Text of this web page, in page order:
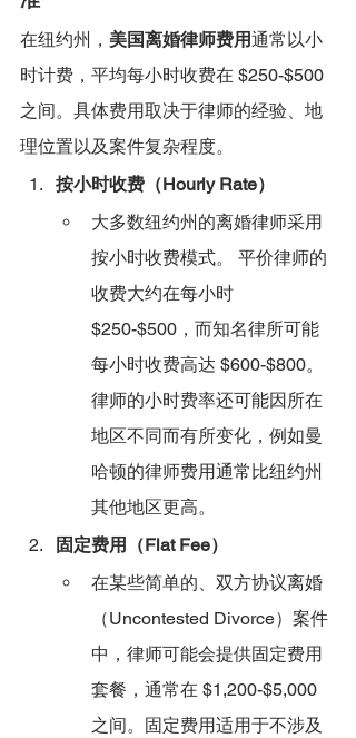
在纽约州， 美国离婚律师费用通常以小
时计费，平均每小时收费在 $250-$500
之间。具体费用取决于律师的经验、地
理位置以及案件复杂程度。
按小时收费（Hourly Rate）
大多数纽约州的离婚律师采用
按小时收费模式。 平价律师的
收费大约在每小时
$250-$500，而知名律所可能
每小时收费高达 $600-$800。
律师的小时费率还可能因所在
地区不同而有所变化，例如曼
哈顿的律师费用通常比纽约州
其他地区更高。
固定费用（Flat Fee）
在某些简单的、双方协议离婚
（Uncontested Divorce）案件
中，律师可能会提供固定费用
套餐，通常在 $1,200-$5,000
之间。固定费用适用于不涉及